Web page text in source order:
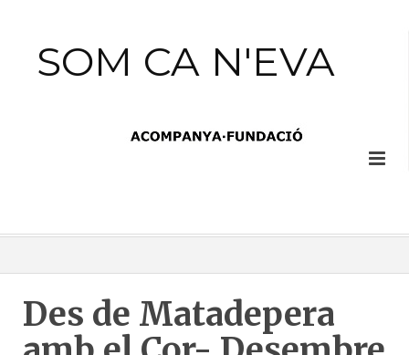
SOM CA N'EVA
Des de Matadepera